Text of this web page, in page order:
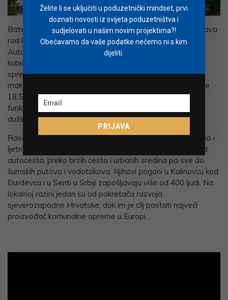
Baterija električnog Lynxa kapaciteta 72,5 kWh omogućava
rad kroz cijelu radnu smjenu bez potrebe za punjenjem.
Autonomiji vozila doprinose spremnik za otpad od dva
kubična metra i 400 litara vode pohranjene u dvostrukim
spremnicima. Čistilica se kreće pomoću elektromotora
maksimalne snage 55 kW, a još dva elektromotora snage
18,5 i 11,5 kW služe za pogon usisnog sustava i ostalih
funkcija vozila. Sve je to integrirano u kompaktno vozilo
dužine 4,5 i širine samo 1,3 metara.
Rasco inače proizvodi 80-ak različitih proizvoda za zimsko i
ljetno održavanje svih vrsta prometne infrastrukture – od
autocesta, preko brzih cesta i urbanih sredina pa sve do
šumskih putova i vodotokova. Njihovi pogoni u Kalinovcu kod
Đurđevca i u Senti u Srbiji zapošljavaju više od 400 ljudi. Na
lokalnoj razini jedan su od pokretača razvoja
sjeverozapadne Hrvatske, dok im je cilj postati najveći
proizvođač komunalne opreme u Europi.
Želite li se uključiti u poduzetnički mindset, prvi
doznati novosti iz svijeta poduzetništva i
sudjelovati u našim novim projektima?!
Obećavamo da vaše podatke nećemo ni s kim
dijeliti.
PRIJAVA